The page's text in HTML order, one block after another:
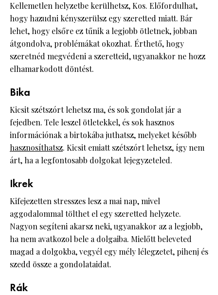
Kellemetlen helyzetbe kerülhetsz, Kos. Előfordulhat,
hogy hazudni kényszerülsz egy szeretted miatt. Bár
lehet, hogy elsőre ez tűnik a legjobb ötletnek, jobban
átgondolva, problémákat okozhat. Érthető, hogy
szeretnéd megvédeni a szeretteid, ugyanakkor ne hozz
elhamarkodott döntést.
Bika
Kicsit szétszórt lehetsz ma, és sok gondolat jár a
fejedben. Tele leszel ötletekkel, és sok hasznos
információnak a birtokába juthatsz, melyeket később
hasznosíthatsz. Kicsit emiatt szétszórt lehetsz, így nem
árt, ha a legfontosabb dolgokat lejegyzeteled.
Ikrek
Kifejezetten stresszes lesz a mai nap, mivel
aggodalommal tölthet el egy szeretted helyzete.
Nagyon segíteni akarsz neki, ugyanakkor az a legjobb,
ha nem avatkozol bele a dolgaiba. Mielőtt beleveted
magad a dolgokba, vegyél egy mély lélegzetet, pihenj és
szedd össze a gondolataidat.
Rák